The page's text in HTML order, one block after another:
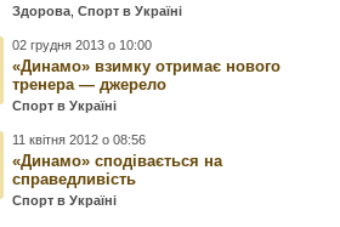
Здорова ,Спорт в Україні
02 грудня 2013 о 10:00
«Динамо» взимку отримає нового
тренера — джерело
Спорт в Україні
11 квітня 2012 о 08:56
«Динамо» сподівається на
справедливість
Спорт в Україні